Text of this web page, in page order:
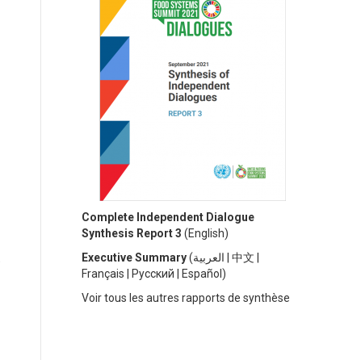
Complete Independent Dialogue
Synthesis Report 3 (English)
Executive Summary(العربية 中文
Français
Русский
Español)
Voir tous les autres rapports de synthèse